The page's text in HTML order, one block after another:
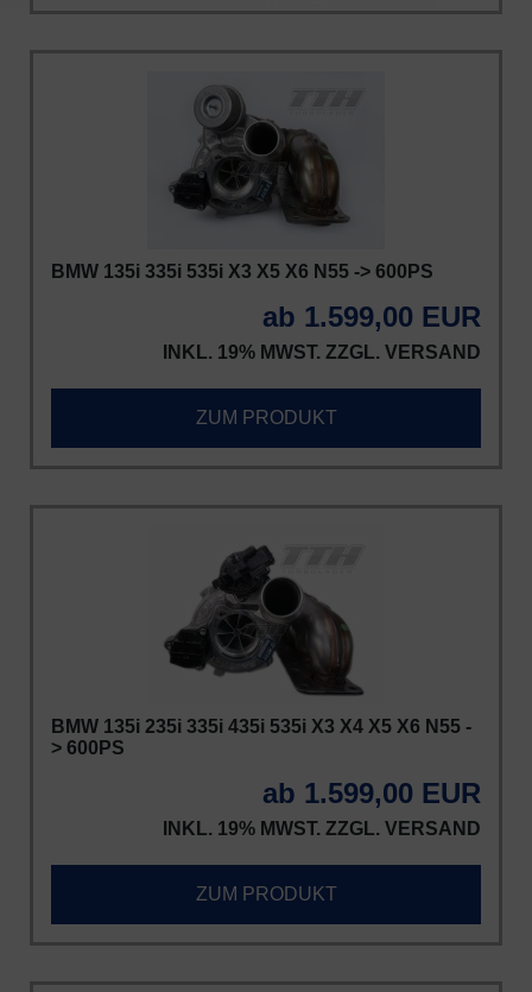
BMW 135i 335i 535i X3 X5 X6 N55 -> 600PS
ab 1.599,00 EUR
INKL. 19% MWST. ZZGL. VERSAND
ZUM PRODUKT
BMW 135i 235i 335i 435i 535i X3 X4 X5 X6 N55 -
> 600PS
ab 1.599,00 EUR
INKL. 19% MWST. ZZGL. VERSAND
ZUM PRODUKT